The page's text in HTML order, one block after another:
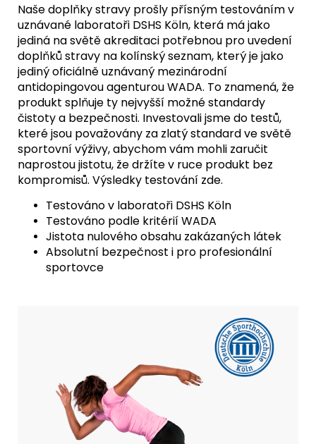
Naše doplňky stravy prošly přísným testováním v
uznávané laboratoři DSHS Köln, která má jako
jediná na světě akreditaci potřebnou pro uvedení
doplňků stravy na kolínský seznam, který je jako
jediný oficiálně uznávaný mezinárodní
antidopingovou agenturou WADA. To znamená, že
produkt splňuje ty nejvyšší možné standardy
čistoty a bezpečnosti. Investovali jsme do testů,
které jsou považovány za zlatý standard ve světě
sportovní výživy, abychom vám mohli zaručit
naprostou jistotu, že držíte v ruce produkt bez
kompromisů. Výsledky testování zde.
Testováno v laboratoři DSHS Köln
Testováno podle kritérií WADA
Jistota nulového obsahu zakázaných látek
Absolutní bezpečnost i pro profesionální
sportovce